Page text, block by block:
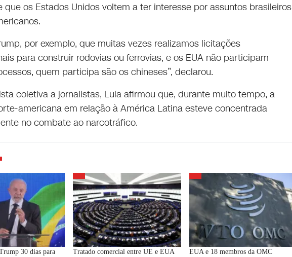
que os Estados Unidos voltem a ter interesse por assuntos brasileiros
por exemplo, que muitas vezes realizamos licitações
para construir rodovias ou ferrovias, e os EUA não participam
quem participa são os chineses”, declarou.
coletiva a jornalistas, Lula afirmou que, durante muito tempo, a
americana em relação à América Latina esteve concentrada
no combate ao narcotráfico.
30 dias para
Tratado comercial entre UE e EUA
EUA e 18 membros da OMC